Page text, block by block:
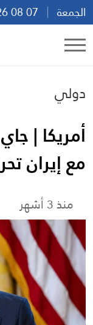
الجمعة
دولي
أمريكا |
مع إيران
منذ 3 أشهر